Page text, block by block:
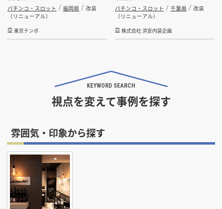
パチンコ・スロット 福岡県
改装
（リニューアル）
東京テンポ
パチンコ・スロット 千葉県
改装
（リニューアル）
株式会社 洪安内装企画
KEYWORD SEARCH
視点を変えて事例を探す
雰囲気・印象から探す